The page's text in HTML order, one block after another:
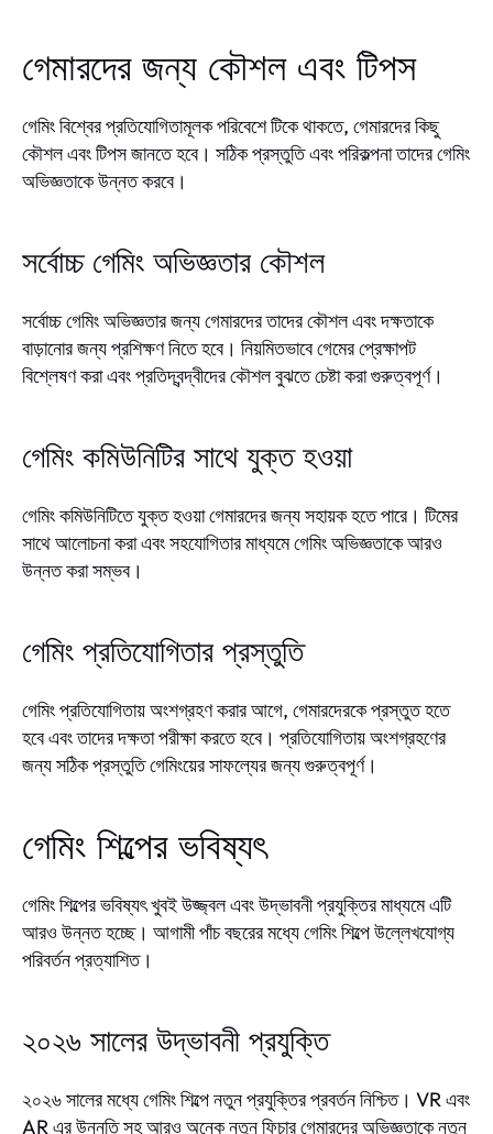
গেমারদের জন্য কৌশল এবং টিপস
গেমিং বিশ্বের প্রতিযোগিতামূলক পরিবেশে টিকে থাকতে, গেমারদের কিছু
কৌশল এবং টিপস জানতে হবে। সঠিক প্রস্তুতি এবং পরিকল্পনা তাদের গেমিং
অভিজ্ঞতাকে উন্নত করবে।
সর্বোচ্চ গেমিং অভিজ্ঞতার কৌশল
সর্বোচ্চ গেমিং অভিজ্ঞতার জন্য গেমারদের তাদের কৌশল এবং দক্ষতাকে
বাড়ানোর জন্য প্রশিক্ষণ নিতে হবে। নিয়মিতভাবে গেমের প্রেক্ষাপট
বিশ্লেষণ করা এবং প্রতিদ্বন্দ্বীদের কৌশল বুঝতে চেষ্টা করা গুরুত্বপূর্ণ।
গেমিং কমিউনিটির সাথে যুক্ত হওয়া
গেমিং কমিউনিটিতে যুক্ত হওয়া গেমারদের জন্য সহায়ক হতে পারে। টিমের
সাথে আলোচনা করা এবং সহযোগিতার মাধ্যমে গেমিং অভিজ্ঞতাকে আরও
উন্নত করা সম্ভব।
গেমিং প্রতিযোগিতার প্রস্তুতি
গেমিং প্রতিযোগিতায় অংশগ্রহণ করার আগে, গেমারদেরকে প্রস্তুত হতে
হবে এবং তাদের দক্ষতা পরীক্ষা করতে হবে। প্রতিযোগিতায় অংশগ্রহণের
জন্য সঠিক প্রস্তুতি গেমিংয়ের সাফল্যের জন্য গুরুত্বপূর্ণ।
গেমিং শিল্পের ভবিষ্যৎ
গেমিং শিল্পের ভবিষ্যৎ খুবই উজ্জ্বল এবং উদ্ভাবনী প্রযুক্তির মাধ্যমে এটি
আরও উন্নত হচ্ছে। আগামী পাঁচ বছরের মধ্যে গেমিং শিল্পে উল্লেখযোগ্য
পরিবর্তন প্রত্যাশিত।
২০২৬ সালের উদ্ভাবনী প্রযুক্তি
২০২৬ সালের মধ্যে গেমিং শিল্পে নতুন প্রযুক্তির প্রবর্তন নিশ্চিত। VR এবং
AR এর উন্নতি সহ আরও অনেক নতুন ফিচার গেমারদের অভিজ্ঞতাকে নতুন